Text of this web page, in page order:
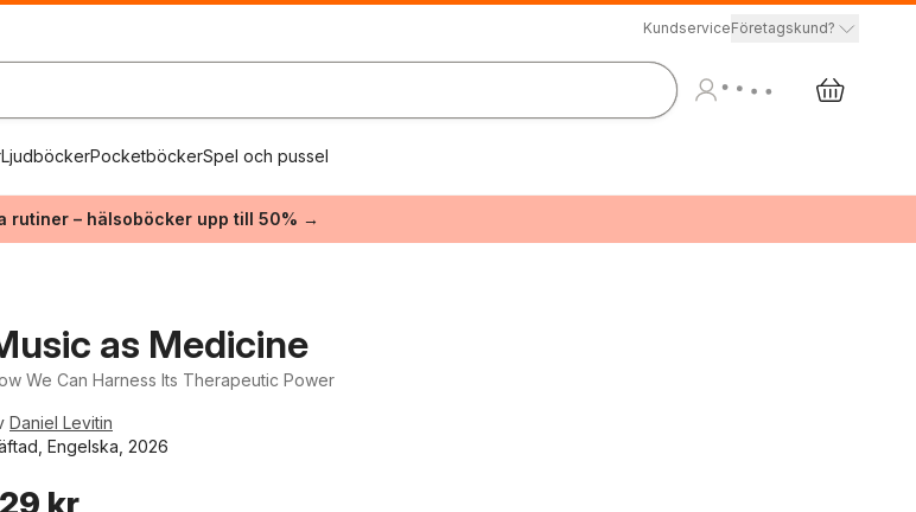
KundserviceFöretagskund?
LjudböckerPocketböckerSpel och pussel
rutiner – hälsoböcker upp till 50% →
as Medicine
We Can Harness Its Therapeutic Power
Daniel Levitin
Engelska, 2026
kr